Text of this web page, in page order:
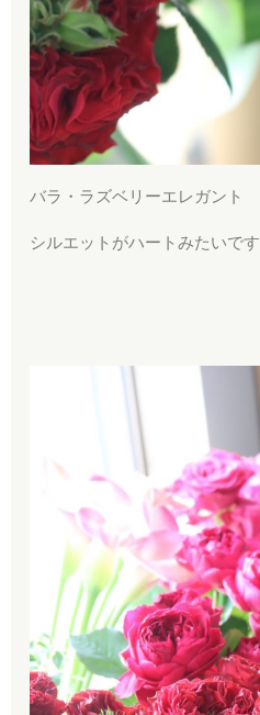
バラ・ラズベリーエレガント
シルエットがハートみたいです